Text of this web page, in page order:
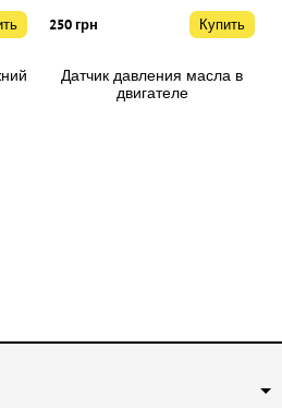
250 грн Купить
Датчик давления масла в
двигателе
200 грн Купить